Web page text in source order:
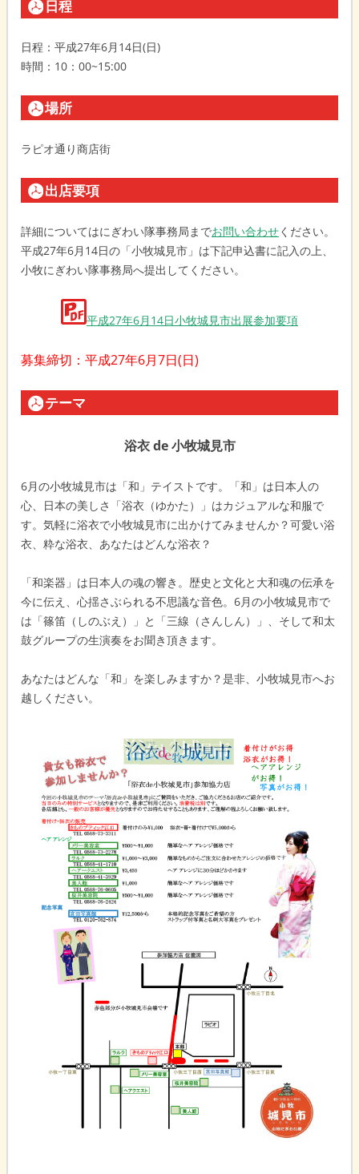
日程
日程：平成27年6月14日(日)
時間：10：00~15:00
場所
ラピオ通り商店街
出店要項
詳細についてはにぎわい隊事務局までお問い合わせください。
平成27年6月14日の「小牧城見市」は下記申込書に記入の上、
小牧にぎわい隊事務局へ提出してください。
平成27年6月14日小牧城見市出展参加要項
募集締切：平成27年6月7日(日)
テーマ
浴衣 de 小牧城見市
6月の小牧城見市は「和」テイストです。「和」は日本人の
心、日本の美しさ「浴衣（ゆかた）」はカジュアルな和服で
す。気軽に浴衣で小牧城見市に出かけてみませんか？可愛い浴
衣、粋な浴衣、あなたはどんな浴衣？
「和楽器」は日本人の魂の響き。歴史と文化と大和魂の伝承を
今に伝え、心揺さぶられる不思議な音色。6月の小牧城見市で
は「篠笛（しのぶえ）」と「三線（さんしん）」、そして和太
鼓グループの生演奏をお聞き頂きます。
あなたはどんな「和」を楽しみますか？是非、小牧城見市へお
越しください。